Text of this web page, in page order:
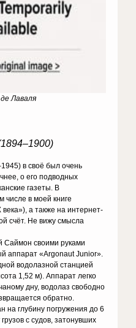
Лаваля
в своё был очень
о его подводных
газеты. В
числе в моей книге
а также на интернет-
счёт. Не вижу смысла
Саймон своими руками
аппарат «Argonaut Junior».
водолазной станцией
1,52 м). Аппарат легко
дну, водолаз свободно
обратно.
на глубину погружения до 6
с судов, затонувших